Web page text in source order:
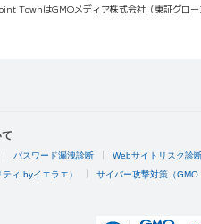
TownはGMOメディア株式会社（東証グロー
パスワード漏洩診断 Webサイトリスク診
ィ byイエラエ） サイバー攻撃対策（GMO